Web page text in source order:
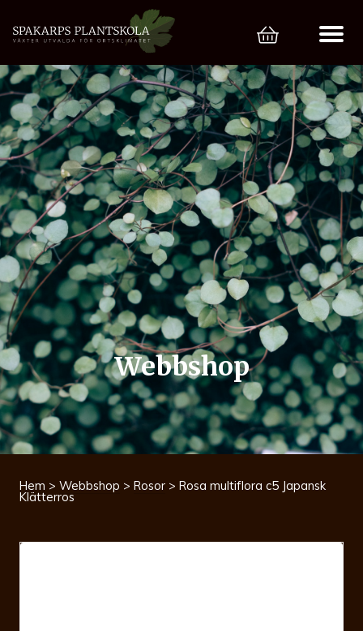
Webbshop
Hem > Webbshop > Rosor > Rosa multiflora c5 Japansk
Klätterros